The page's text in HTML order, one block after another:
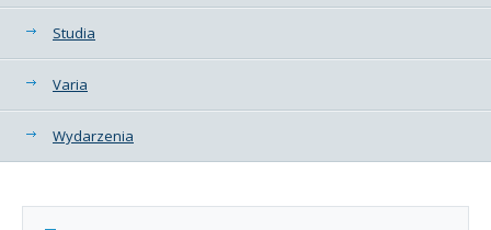
Studia
Varia
Wydarzenia